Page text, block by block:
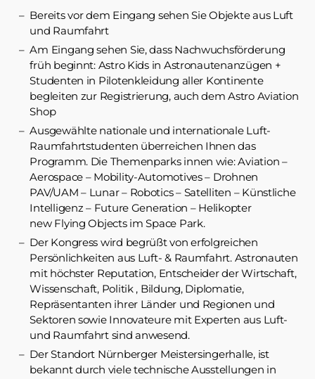
Bereits vor dem Eingang sehen Sie Objekte aus Luft
und Raumfahrt
Am Eingang sehen Sie, dass Nachwuchsförderung
früh beginnt: Astro Kids in Astronautenanzügen +
Studenten in Pilotenkleidung aller Kontinente
begleiten zur Registrierung, auch dem Astro Aviation
Shop
Ausgewählte nationale und internationale Luft-
Raumfahrtstudenten überreichen Ihnen das
Programm. Die Themenparks innen wie: Aviation –
Aerospace – Mobility-Automotives – Drohnen
PAV/UAM – Lunar – Robotics – Satelliten – Künstliche
Intelligenz – Future Generation – Helikopter
new Flying Objects im Space Park.
Der Kongress wird begrüßt von erfolgreichen
Persönlichkeiten aus Luft- & Raumfahrt. Astronauten
mit höchster Reputation, Entscheider der Wirtschaft,
Wissenschaft, Politik , Bildung, Diplomatie,
Repräsentanten ihrer Länder und Regionen und
Sektoren sowie Innovateure mit Experten aus Luft-
und Raumfahrt sind anwesend.
Der Standort Nürnberger Meistersingerhalle, ist
bekannt durch viele technische Ausstellungen in